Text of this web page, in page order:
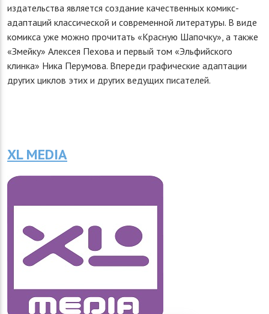
издательства является создание качественных комикс-
адаптаций классической и современной литературы. В виде
комикса уже можно прочитать «Красную Шапочку», а также
«Змейку» Алексея Пехова и первый том «Эльфийского
клинка» Ника Перумова. Впереди графические адаптации
других циклов этих и других ведущих писателей.
XL MEDIA